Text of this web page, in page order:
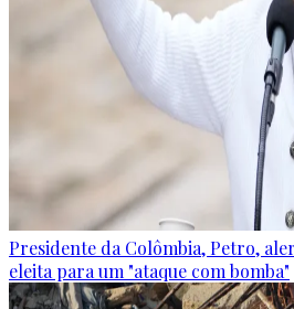
Presidente da Colômbia, Petro,
eleita para um "ataque com bomba"